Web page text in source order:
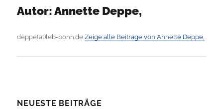
Autor:Annette Deppe,
deppe(at)leb-bonn.deZeige alle Beiträge von Annette Deppe,
NEUESTE BEITRÄGE